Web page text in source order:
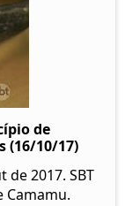
de
(16/10/17)
de 2017. SBT
Camamu.